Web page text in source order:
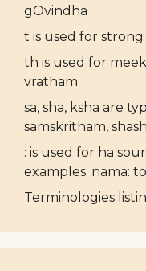
gOvindha
t is used for strong
th is used for
vratham
sa, sha, ksha are
samskritham,
: is used for ha
examples: nama:
Terminologies